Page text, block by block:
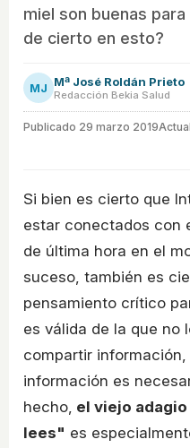
miel son buenas
de cierto en esto?
MJ Mª José Roldán Prieto
Redacción Bekia Salud
Publicado 29 marzo 2019
Si bien es cierto que
estar conectados con
de última hora en el
suceso, también es
pensamiento crítico
es válida de la que no
compartir
información es
hecho, el viejo
lees" es